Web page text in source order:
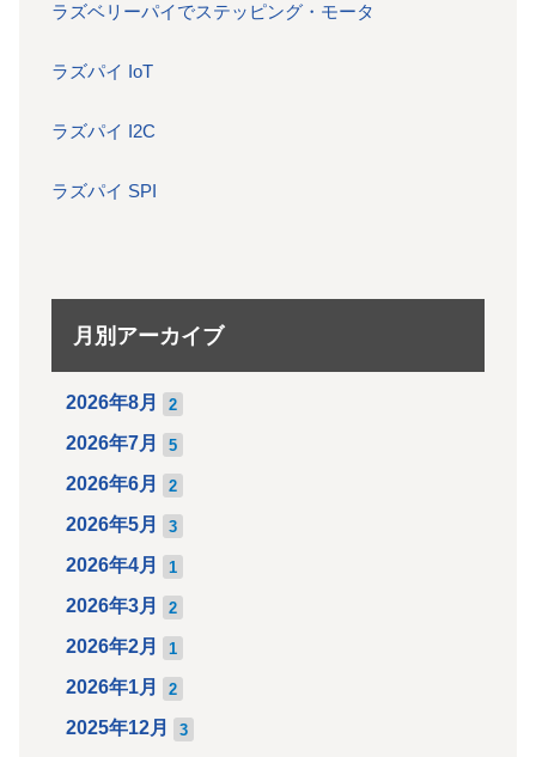
ラズベリーパイでステッピング・モータ
ラズパイ IoT
ラズパイ I2C
ラズパイ SPI
月別アーカイブ
2026年8月 2
2026年7月 5
2026年6月 2
2026年5月 3
2026年4月 1
2026年3月 2
2026年2月 1
2026年1月 2
2025年12月 3